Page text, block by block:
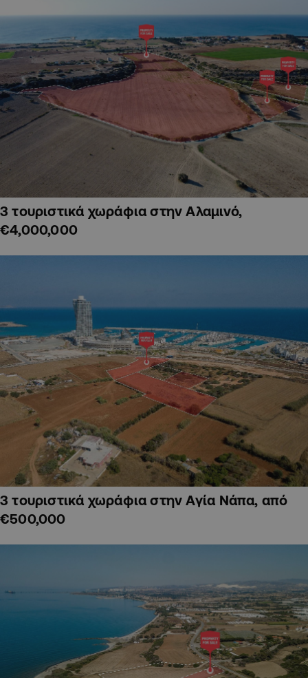
3 τουριστικά χωράφια στην Αλαμινό,
€4,000,000
3 τουριστικά χωράφια στην Αγία Νάπα, από
€500,000